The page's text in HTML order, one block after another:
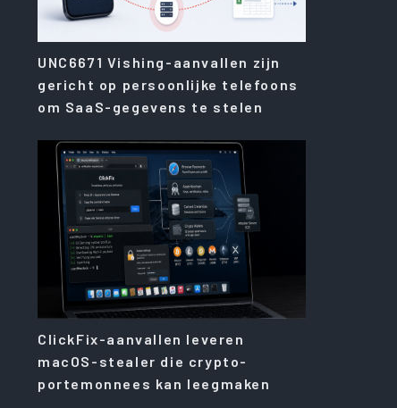
UNC6671 Vishing-aanvallen zijn
gericht op persoonlijke telefoons
om SaaS-gegevens te stelen
ClickFix-aanvallen leveren
macOS-stealer die crypto-
portemonnees kan leegmaken